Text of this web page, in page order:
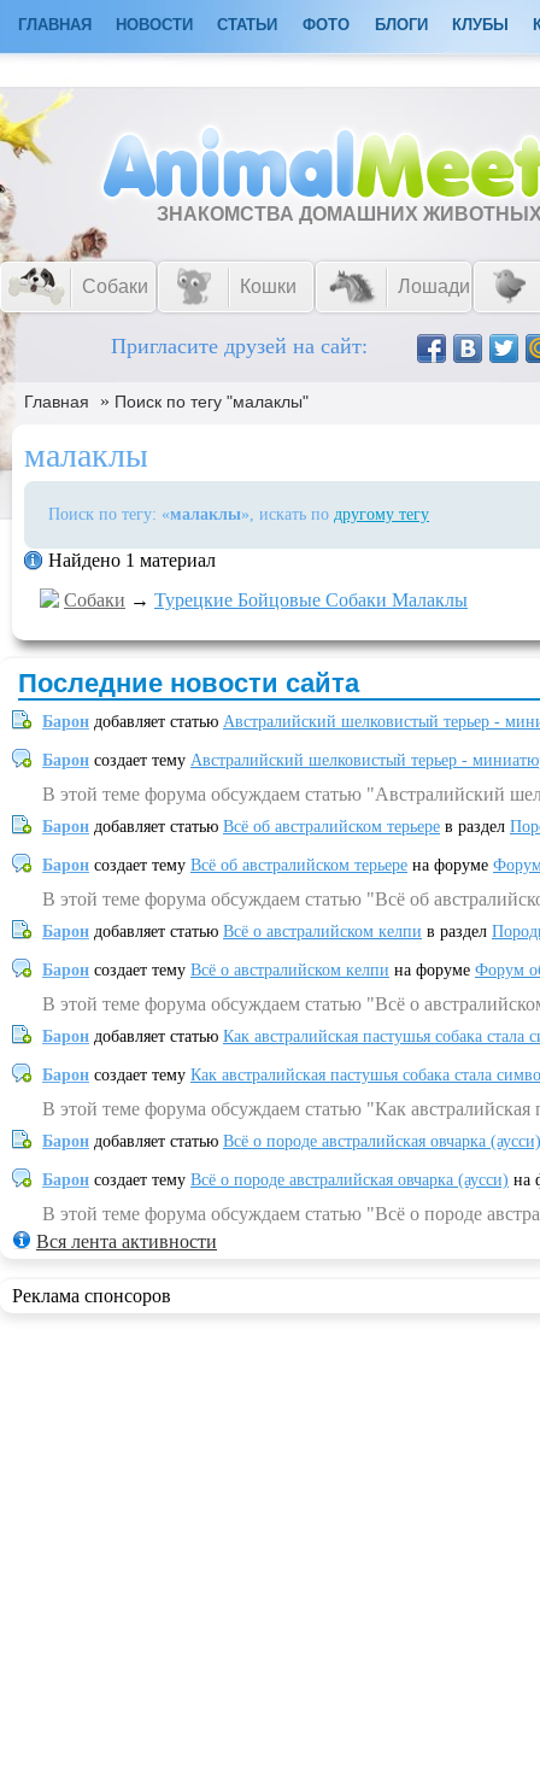
ГЛАВНАЯ НОВОСТИ СТАТЬИ ФОТО БЛОГИ КЛУБЫ
ЗНАКОМСТВА ДОМАШНИХ
Собаки Кошки Лошади
Пригласите друзей на сайт:
Главная » Поиск по тегу "малаклы"
малаклы
Поиск по тегу: «малаклы», искать по другому тегу
Найдено 1 материал
Собаки → Турецкие Бойцовые Собаки Малаклы
Последние новости сайта
Барон добавляет статью Австралийский шелковистый терьер -
Барон создает тему Австралийский шелковистый терьер -
В этой теме форума обсуждаем статью "Австралийский
Барон добавляет статью Всё об австралийском терьере в раздел
Барон создает тему Всё об австралийском терьере на форуме
В этой теме форума обсуждаем статью "Всё об
Барон добавляет статью Всё о австралийском келпи в раздел
Барон создает тему Всё о австралийском келпи на форуме Форум
В этой теме форума обсуждаем статью "Всё о
Барон добавляет статью Как австралийская пастушья собака
Барон создает тему Как австралийская пастушья собака стала
В этой теме форума обсуждаем статью "Как
Барон добавляет статью Всё о породе австралийская овчарка (аусси)
Барон создает тему Всё о породе австралийская овчарка (аусси) на
В этой теме форума обсуждаем статью "Всё о породе
Вся лента активности
Реклама спонсоров